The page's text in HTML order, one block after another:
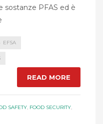
sostanze PFAS ed è
EFSA
READ MORE
SAFETY, FOOD SECURITY,